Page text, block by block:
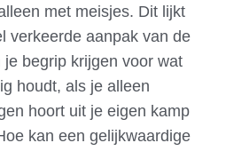
met meisjes. Dit lijkt
verkeerde aanpak van de
begrip krijgen voor wat
houdt, als je alleen
hoort uit je eigen kamp
kan een gelijkwaardige